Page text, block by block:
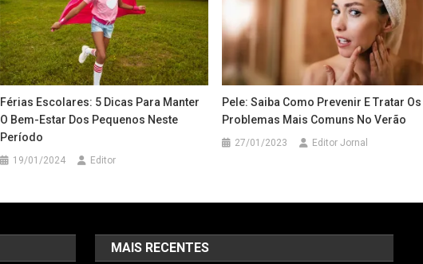
Férias Escolares: 5 Dicas Para Manter
O Bem-Estar Dos Pequenos Neste
Período
19/01/2024 Editor
Pele: Saiba Como Prevenir E Tratar Os
Problemas Mais Comuns No Verão
27/01/2023 Editor Jornal
MAIS RECENTES